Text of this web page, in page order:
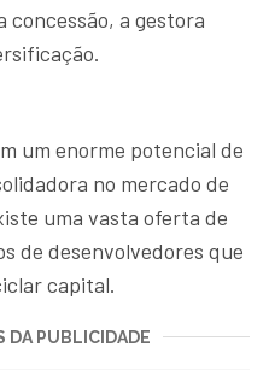
a gestora
um enorme potencial de
no mercado de
uma vasta oferta de
de desenvolvedores que
capital.
DA PUBLICIDADE